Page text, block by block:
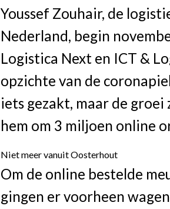
Youssef Zouhair, de
Nederland, begin
Logistica Next en ICT &
opzichte van de
iets gezakt, maar de
hem om 3 miljoen online
Niet meer vanuit Oosterhout
Om de online bestelde
gingen er voorheen